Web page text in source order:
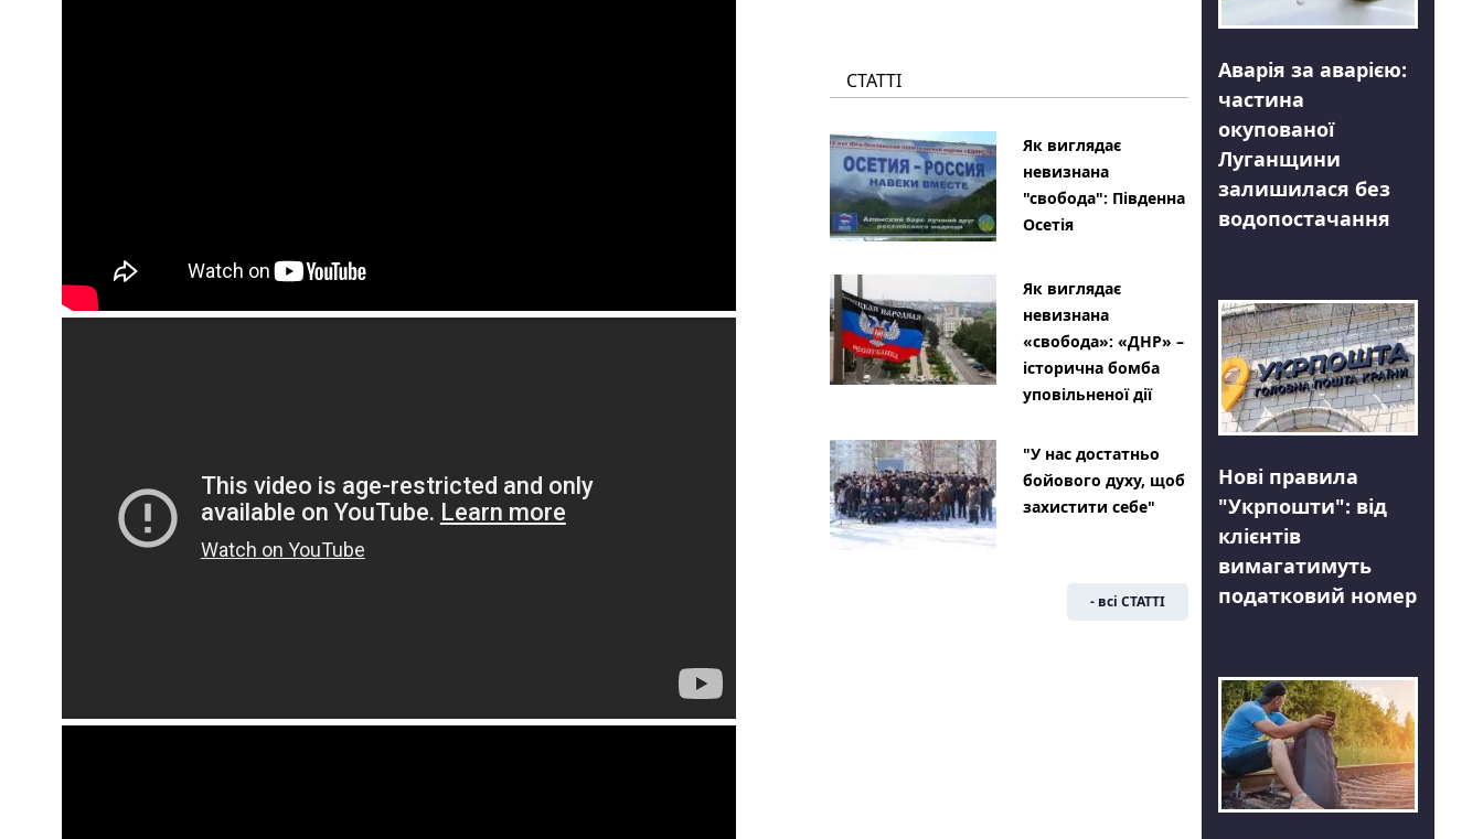
СТАТТІ
Як виглядає
невизнана
"свобода": Південна
Осетія
Як виглядає
невизнана
«свобода»: «ДНР» –
історична бомба
уповільненої дії
"У нас достатньо
бойового духу, щоб
захистити себе"
- всі СТАТТІ
Аварія за аварією:
частина
окупованої
Луганщини
залишилася без
водопостачання
Нові правила
"Укрпошти": від
клієнтів
вимагатимуть
податковий номер